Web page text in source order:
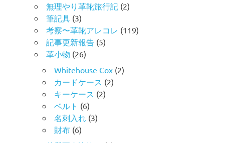
無理やり革靴旅行記 (2)
筆記具 (3)
考察〜革靴アレコレ (119)
記事更新報告 (5)
革小物 (26)
Whitehouse Cox (2)
カードケース (2)
キーケース (2)
ベルト (6)
名刺入れ (3)
財布 (6)